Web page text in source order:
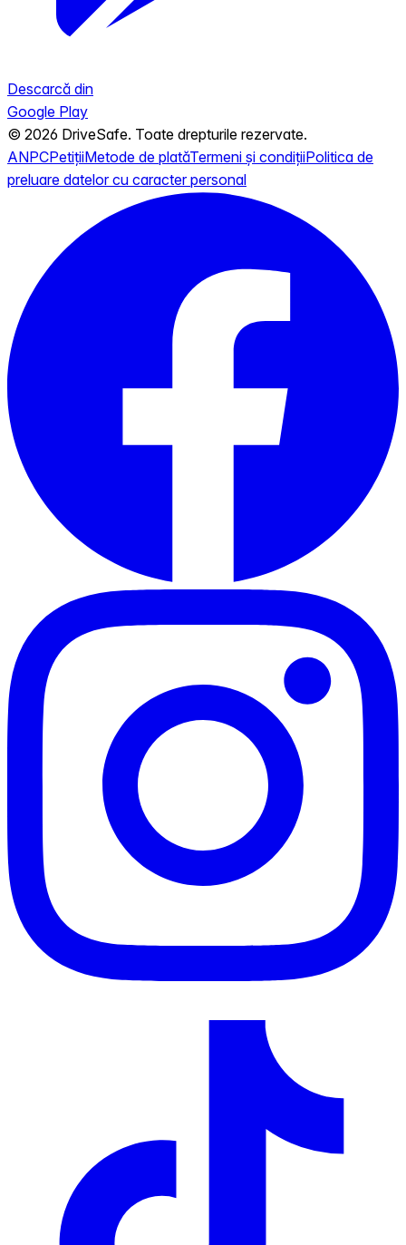
Descarcă din
Google Play
© 2026 DriveSafe. Toate drepturile rezervate.
ANPCPetițiiMetode de platăTermeni și condițiiPolitica de
preluare datelor cu caracter personal